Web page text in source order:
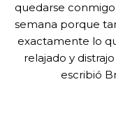
quedarse conmigo
semana porque
exactamente lo
relajado y
escribió